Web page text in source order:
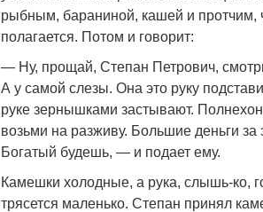
рыбным, бараниной, кашей и протчим,
полагается. Потом и говорит:
— Ну, прощай, Степан Петрович,
А у самой слезы. Она это руку
руке зернышками застывают.
возьми на разживу. Большие деньги
Богатый будешь, — и подает ему.
Камешки холодные, а рука, слышь-ко,
трясется маленько. Степан принял